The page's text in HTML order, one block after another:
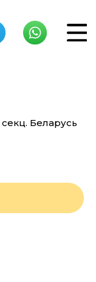
Беларусь